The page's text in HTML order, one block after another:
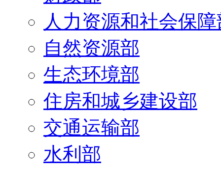
人力资源和社会保
自然资源部
生态环境部
住房和城乡建设部
交通运输部
水利部